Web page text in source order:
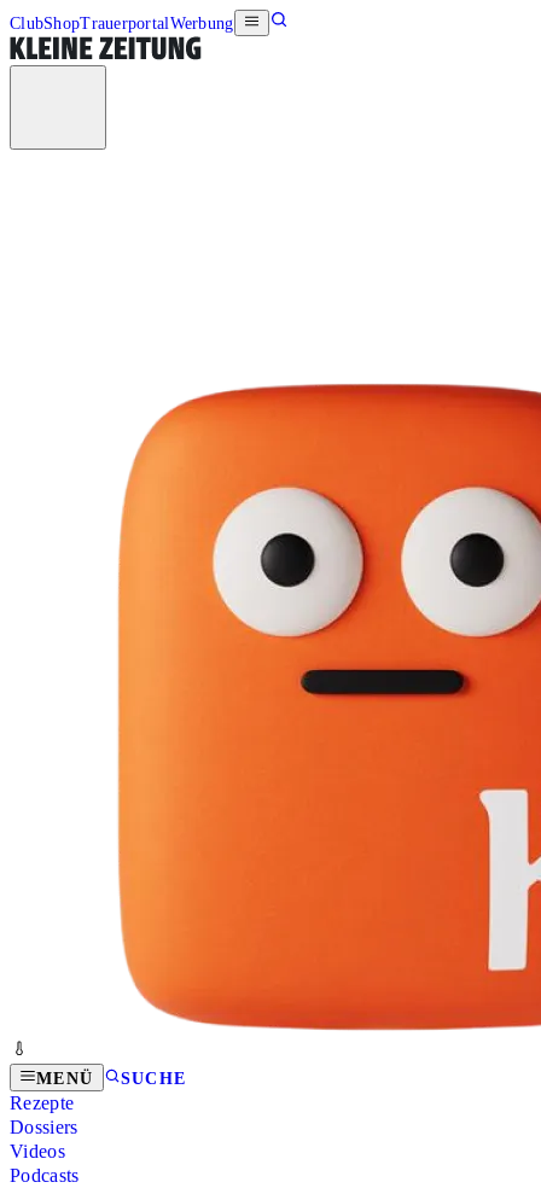
ClubShopTrauerportalWerbung
MENÜ SUCHE
Rezepte
Dossiers
Videos
Podcasts